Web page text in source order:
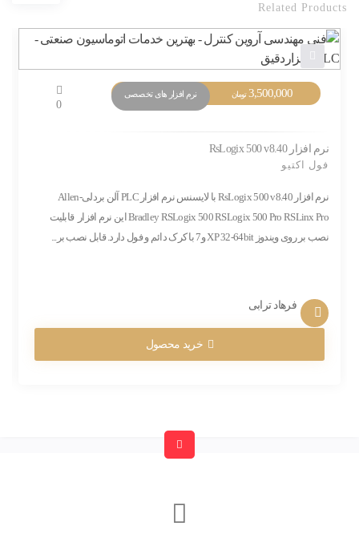
Related Products
3,500,000 تومان نرم افزار های تخصصی
0
نرم افزار RsLogix 500 v8.40
فول اکتیو
نرم افزار RsLogix 500 v8.40 با لایسنس نرم افزار PLC آلن بردلی-Allen
Bradley RSLogix 500 RSLogix 500 Pro RSLinx Pro این نرم افزار قابلیت
نصب بر روی ویندوز XP 32-64bit و7 با کرک دائم و فول دارد. قابل نصب بر...
فرهاد ترابی
خرید محصول